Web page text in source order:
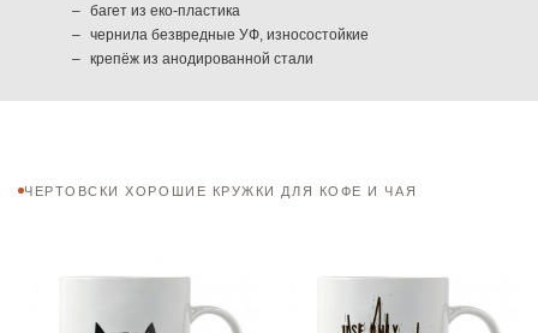
багет из еко-пластика
чернила безвредные УФ, износостойкие
крепёж из анодированной стали
ЧЕРТОВСКИ ХОРОШИЕ КРУЖКИ ДЛЯ КОФЕ И ЧАЯ